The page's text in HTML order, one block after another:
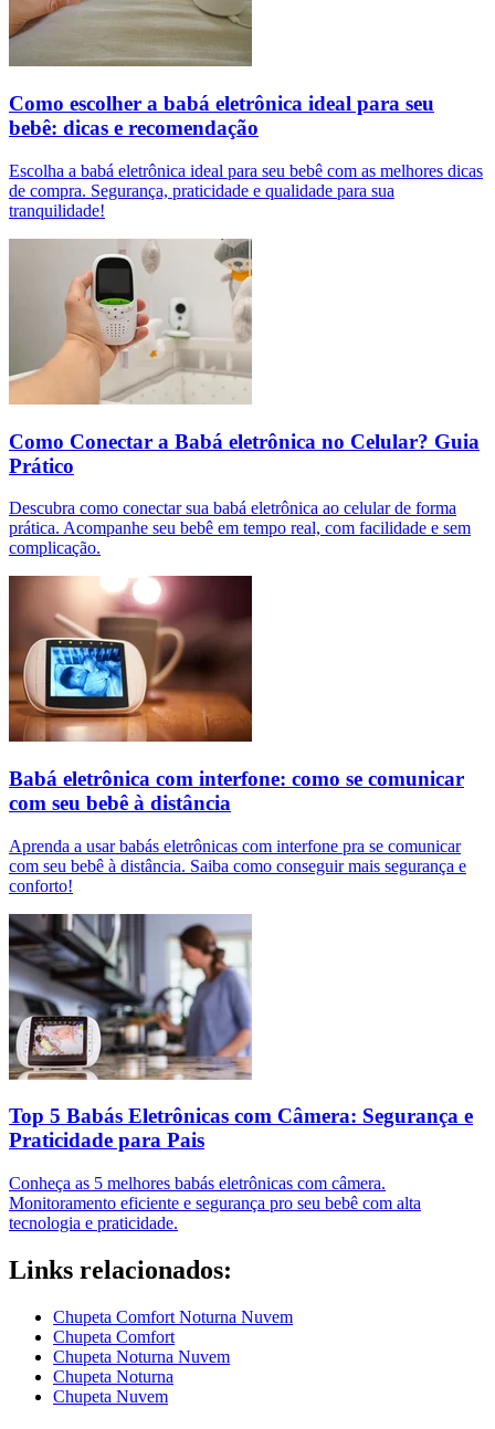
Como escolher a babá eletrônica ideal para seu
bebê: dicas e recomendação
Escolha a babá eletrônica ideal para seu bebê com as melhores dicas
de compra. Segurança, praticidade e qualidade para sua
tranquilidade!
Como Conectar a Babá eletrônica no Celular? Guia
Prático
Descubra como conectar sua babá eletrônica ao celular de forma
prática. Acompanhe seu bebê em tempo real, com facilidade e sem
complicação.
Babá eletrônica com interfone: como se comunicar
com seu bebê à distância
Aprenda a usar babás eletrônicas com interfone pra se comunicar
com seu bebê à distância. Saiba como conseguir mais segurança e
conforto!
Top 5 Babás Eletrônicas com Câmera: Segurança e
Praticidade para Pais
Conheça as 5 melhores babás eletrônicas com câmera.
Monitoramento eficiente e segurança pro seu bebê com alta
tecnologia e praticidade.
Links relacionados:
Chupeta Comfort Noturna Nuvem
Chupeta Comfort
Chupeta Noturna Nuvem
Chupeta Noturna
Chupeta Nuvem